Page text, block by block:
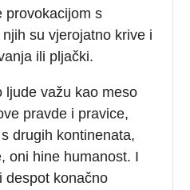
provokacijom s
su vjerojatno krive i
ili pljački.
ljude važu kao meso
pravde i pravice,
drugih kontinenata,
oni hine humanost. I
despot konačno